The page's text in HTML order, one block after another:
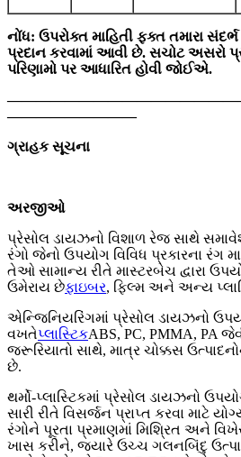
નોંધ: ઉપરોક્ત માહિતી ફક્ત તમારા સંદર્ભ
પ્રદાન કરવામાં આવી છે. સચોટ અસરો
પરિણામો પર આધારિત હોવી જોઈએ.
—————————
ગ્રાહક સૂચના
અરજીઓ
પ્રેસોલ ડાયઝનો વિશાળ રેજ સાથે
રંગો જેનો ઉપયોગ વિવિધ પ્રકારના રંગ
તેઓ સામાન્ય રીતે માસ્ટરબેચ દ્વારા
ઉમેરાય છેફાઇબર, ફિલ્મ અને અન્ય
એન્જિનિયરિંગમાં પ્રેસોલ ડાયઝનો
વખતેપ્લાસ્ટિકABS, PC, PMMA, PA
જરૂરિયાતો સાથે, માત્ર ચોક્કસ
છે.
થર્મો-પ્લાસ્ટિકમાં પ્રેસોલ ડાયઝનો
સારી રીતે વિસર્જન પ્રાપ્ત કરવા માટે
રંગોને પૂરતા પ્રમાણમાં મિશ્રિત અને
ખાસ કરીને, જ્યારે ઉચ્ચ ગલનબિંદુ